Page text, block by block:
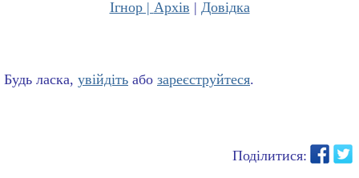
Ігнор | Архів | Довідка
Будь ласка, увійдіть або зареєструйтеся.
Поділитися: